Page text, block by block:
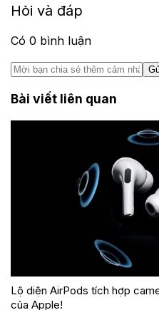
Hỏi và đáp
Có 0 bình luận
Bài viết liên quan
Lộ diện AirPods tích hợp
của Apple!